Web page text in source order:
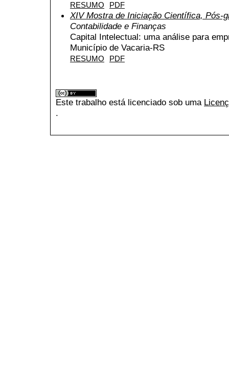
RESUMO PDF
XIV Mostra de Iniciação Científica, Pós-
Contabilidade e Finanças
Capital Intelectual: uma análise para
Município de Vacaria-RS
RESUMO PDF
Este trabalho está licenciado sob uma
.